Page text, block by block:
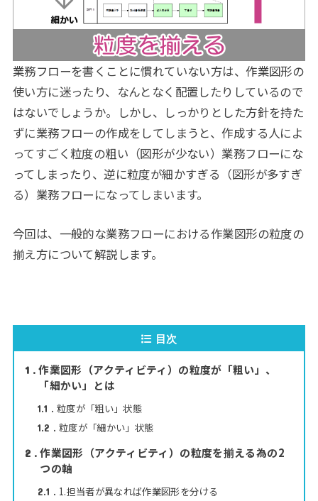
業務フローを書くことに慣れていない方は、作業図形の
使い方に迷ったり、なんとなく配置したりしているので
はないでしょうか。しかし、しっかりとした方針を持た
ずに業務フローの作成をしてしまうと、作成する人によ
ってすごく粒度の粗い（図形が少ない）業務フローにな
ってしまったり、逆に粒度が細かすぎる（図形が多すぎ
る）業務フローになってしまいます。
今回は、一般的な業務フローにおける作業図形の粒度の
揃え方について解説します。
目次
1
作業図形（アクティビティ）の粒度が「粗い」、
「細かい」とは
1.1 粒度が「粗い」状態
1.2 粒度が「細かい」状態
2
作業図形（アクティビティ）の粒度を揃える為の2
つの軸
2.1 1.担当者が異なれば作業図形を分ける